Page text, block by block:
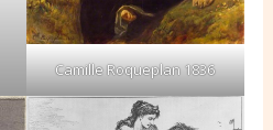
Camille Roqueplan 1836